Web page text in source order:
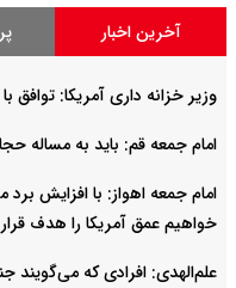
آخرین اخبار
وزیر خزانه داری آمریکا: توافق
امام جمعه قم: باید به مساله
خواهیم عمق آمریکا را هدف
علم‌الهدی: افرادی که می‌گویند